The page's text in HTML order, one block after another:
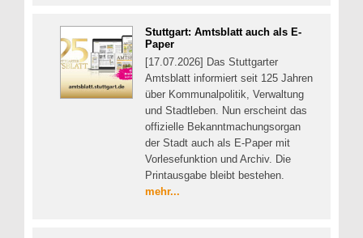
Stuttgart: Amtsblatt auch als E-
Paper
[17.07.2026] Das Stuttgarter
Amtsblatt informiert seit 125 Jahren
über Kommunalpolitik, Verwaltung
und Stadtleben. Nun erscheint das
offizielle Bekanntmachungsorgan
der Stadt auch als E-Paper mit
Vorlesefunktion und Archiv. Die
Printausgabe bleibt bestehen.
mehr...